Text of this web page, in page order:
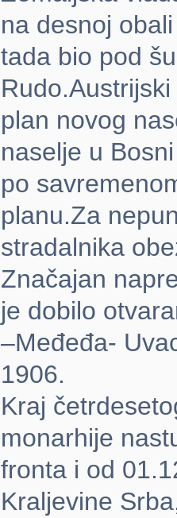
na desnoj
tada bio pod
plan novog
naselje u
po
planu.Za
stradalnika
Značajan
je dobilo
–Međeđa-
1906.
Kraj
monarhije
fronta i od
Kraljevine